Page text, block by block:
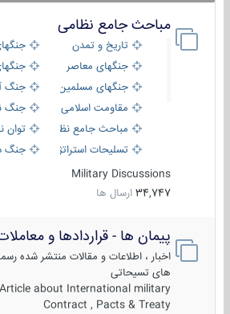
مباحث جامع نظامی
تاریخ و تمدن
جنگهای
جنگهای معاصر
جنگهای
جنگهای مسلمین
جنگ
مقاومت اسلامی
جنگ
مباحث جامع نظامی
توان
تسلیحات استراتژیک
جنگ در
Military Discussions
34,747 ارسال ها
پیمان ها - قراردادها و
اخبار ، اطلاعات و مقالات منتشر شده
های تسیحاتی
Article about International military
Contract , Pacts & Treaty